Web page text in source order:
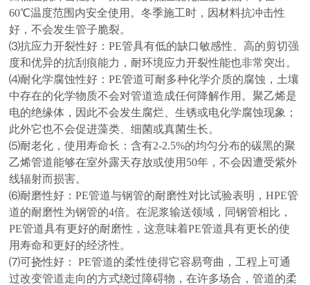
60℃温度范围内安全使用。冬季施工时，因材料抗冲击性
好，不会发生管子脆裂。
⑶抗应力开裂性好：PE管具有低的缺口敏感性、高的剪切强
度和优异的抗刮痕能力，耐环境应力开裂性能也非常突出。
⑷耐化学腐蚀性好：PE管道可耐多种化学介质的腐蚀，土壤
中存在的化学物质不会对管道造成任何降解作用。聚乙烯是
电的绝缘体，因此不会发生腐烂、生锈或电化学腐蚀现象；
此外它也不会促进藻类、细菌或真菌生长。
⑸耐老化，使用寿命长：含有2-2.5%的均匀分布的碳黑的聚
乙烯管道能够在室外露天存放或使用50年，不会因遭受紫外
线辐射而损害。
⑹耐磨性好：PE管道与钢管的耐磨性对比试验表明，HPE管
道的耐磨性为钢管的4倍。在泥浆输送领域，同钢管相比，
PE管道具有更好的耐磨性，这意味着PE管道具有更长的使
用寿命和更好的经济性。
⑺可挠性好： PE管道的柔性使得它容易弯曲，工程上可通
过改变管道走向的方式绕过障碍物，在许多场合，管道的柔